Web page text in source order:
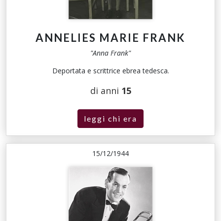
ANNELIES MARIE FRANK
"Anna Frank"
Deportata e scrittrice ebrea tedesca.
di anni 15
leggi chi era
15/12/1944